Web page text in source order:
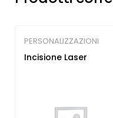
PERSONALIZZAZIONI
Incisione Laser